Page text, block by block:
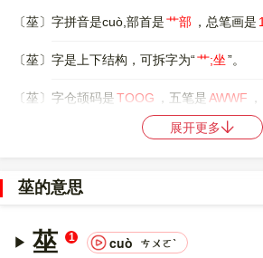
〔莝〕字拼音是cuò,部首是艹部 ，总笔画是
〔莝〕字是上下结构，可拆字为“艹;坐”。
〔莝〕字仓颉码是TOOG ，五笔是 AWWF
，中文电码是无，。
0000839D，UTF-8：E8 8E 9D。
〔莝〕字在 《通用规范汉字表》
展开更多
莝的意思
莝 1 cuò ㄘㄨㄛˋ